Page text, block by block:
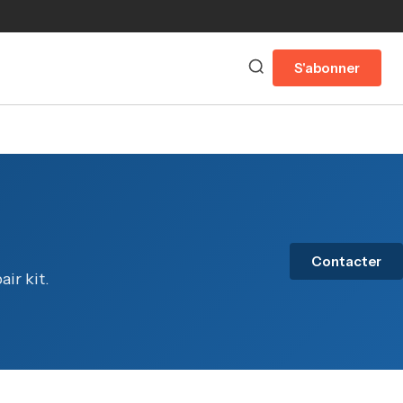
S'abonner
kit.
Contacter